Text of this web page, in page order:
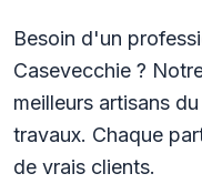
Besoin d'un
Casevecchie ?
meilleurs artisans
travaux. Chaque
de vrais clients.